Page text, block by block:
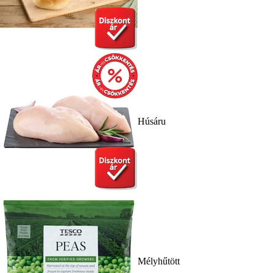
Húsáru
Mélyhűtött